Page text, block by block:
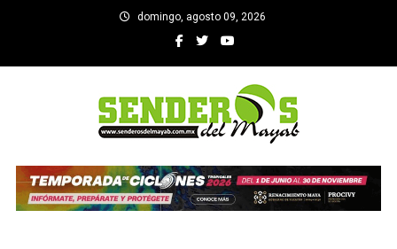
domingo, agosto 09, 2026
SENDEROS DEL MAYAB